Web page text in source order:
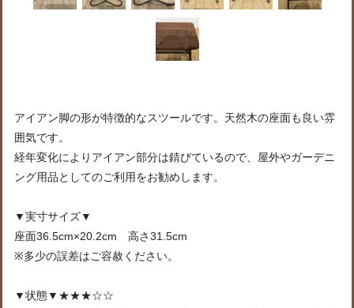
アイアン脚の形が特徴的なスツールです。天然木の座面も良い雰
囲気です。
経年変化によりアイアン部分は錆びているので、屋外やガーデニ
ング用品としてのご利用をお勧めします。
▼実寸サイズ▼
座面36.5cm×20.2cm 高さ31.5cm
※多少の誤差はご容赦ください。
▼状態▼★★★☆☆